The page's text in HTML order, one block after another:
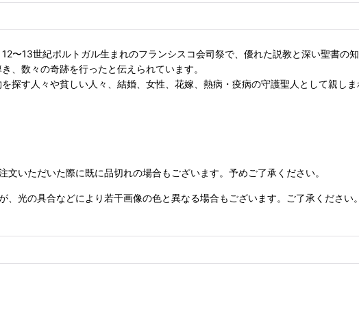
〜13世紀ポルトガル生まれのフランシスコ会司祭で、優れた説教と深い聖書の
、数々の奇跡を行ったと伝えられています。
探す人々や貧しい人々、結婚、女性、花嫁、熱病・疫病の守護聖人として親しま
いただいた際に既に品切れの場合もございます。予めご了承ください。
光の具合などにより若干画像の色と異なる場合もございます。ご了承ください。